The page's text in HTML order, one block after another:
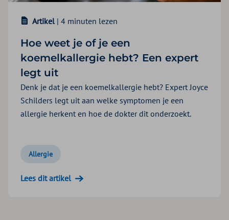
Artikel | 4 minuten lezen
Hoe weet je of je een
koemelkallergie hebt? Een expert
legt uit
Denk je dat je een koemelkallergie hebt? Expert Joyce
Schilders legt uit aan welke symptomen je een
allergie herkent en hoe de dokter dit onderzoekt.
Allergie
Lees dit artikel